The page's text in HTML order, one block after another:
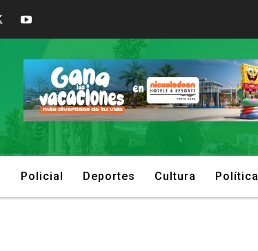
Policial Deportes Cultura Política